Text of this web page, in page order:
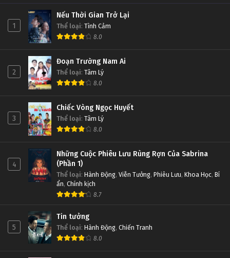
1
Nếu Thời Gian Trở Lại
Thể loại: Tình Cảm
8.0
2
Đoạn Trường Nam Ai
Thể loại: Tâm Lý
8.0
3
Chiếc Vòng Ngọc Huyết
Thể loại: Tâm Lý
8.0
4
Những Cuộc Phiêu Lưu Rùng Rợn Của Sabrina
(Phần 1)
Thể loại: Hành Động, Viễn Tưởng, Phiêu Lưu, Khoa Học, Bí
ẩn, Chính kịch
8.7
5
Tin tưởng
Thể loại: Hành Động, Chiến Tranh
8.0